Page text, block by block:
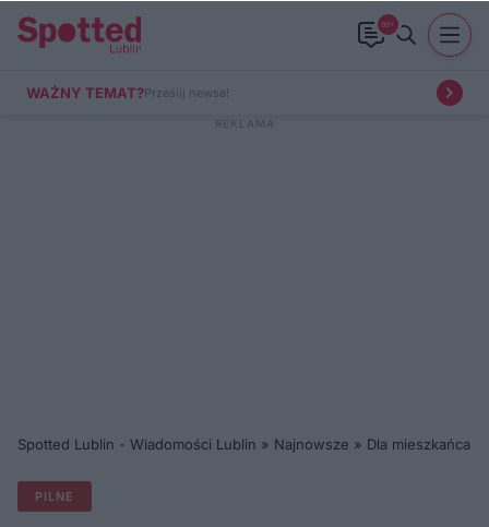
99+
WAŻNY TEMAT?Prześlij newsa!
Spotted Lublin - Wiadomości Lublin » Najnowsze » Dla mieszkańca
PILNE